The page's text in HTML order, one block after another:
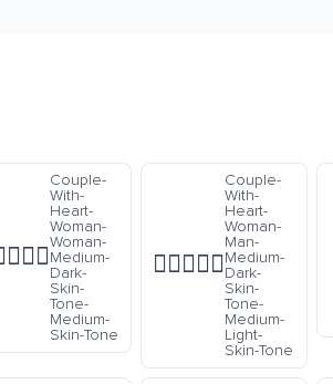
Couple-
With-
Heart-
Woman-
Woman-
Medium-
Dark-
Skin-
Tone-
Medium-
Skin-Tone
👩🏾‍❤️‍👨🏼
Couple-
With-
Heart-
Woman-
Man-
Medium-
Dark-
Skin-
Tone-
Medium-
Light-
Skin-Tone